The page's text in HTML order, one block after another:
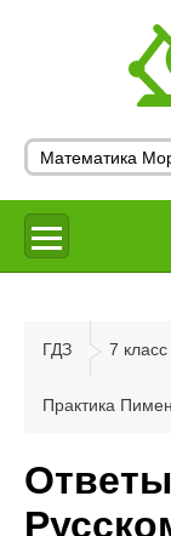
ГДЗ 7 класс
Практика